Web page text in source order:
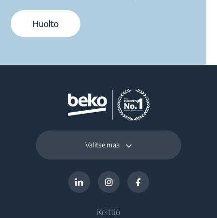
Huolto
Valitse maa
Keittiö